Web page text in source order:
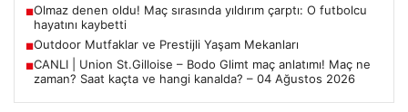
■Olmaz denen oldu! Maç sırasında yıldırım çarptı: O futbolcu
hayatını kaybetti
■Outdoor Mutfaklar ve Prestijli Yaşam Mekanları
■CANLI | Union St.Gilloise – Bodo Glimt maç anlatımı! Maç ne
zaman? Saat kaçta ve hangi kanalda? – 04 Ağustos 2026